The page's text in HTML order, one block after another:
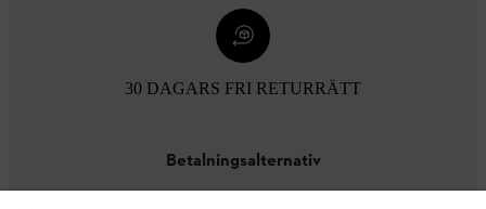
30 DAGARS FRI RETURRÄTT
Betalningsalternativ